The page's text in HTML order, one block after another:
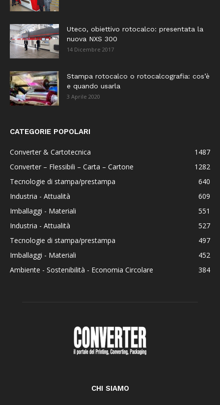
Uteco, obiettivo rotocalco: presentata la
nuova NXS 300
14 Dicembre 2017
Stampa rotocalco o rotocalcografia: cos’è
e quando usarla
3 Aprile 2020
CATEGORIE POPOLARI
Converter & Cartotecnica
1487
Converter – Flessibili – Carta – Cartone
1282
Tecnologie di stampa/prestampa
640
Industria - Attualità
609
Imballaggi - Materiali
551
Industria - Attualità
527
Tecnologie di stampa/prestampa
497
Imballaggi - Materiali
452
Ambiente - Sostenibilità - Economia Circolare
384
CHI SIAMO